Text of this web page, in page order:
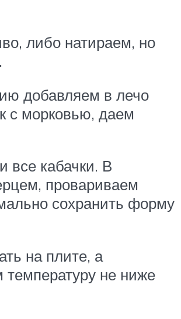
либо натираем, но
добавляем в лечо
с морковью, даем
все кабачки. В
провариваем
сохранить форму
на плите, а
температуру не ниже